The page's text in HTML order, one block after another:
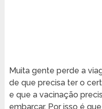
Muita gente perde a
de que precisa ter o
e que a vacinação
embarcar. Por isso é